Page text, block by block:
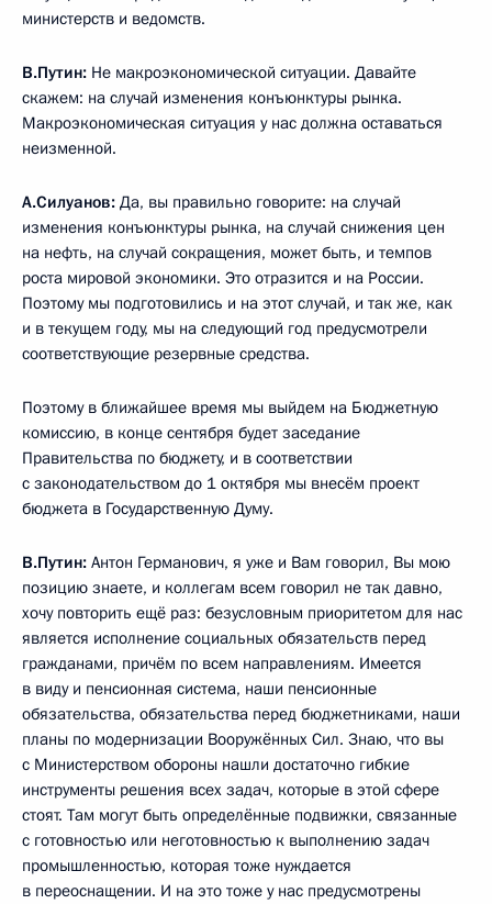
министерств и ведомств.
В.Путин: Не макроэкономической ситуации. Давайте
скажем: на случай изменения конъюнктуры рынка.
Макроэкономическая ситуация у нас должна оставаться
неизменной.
А.Силуанов: Да, вы правильно говорите: на случай
изменения конъюнктуры рынка, на случай снижения цен
на нефть, на случай сокращения, может быть, и темпов
роста мировой экономики. Это отразится и на России.
Поэтому мы подготовились и на этот случай, и так же, как
и в текущем году, мы на следующий год предусмотрели
соответствующие резервные средства.
Поэтому в ближайшее время мы выйдем на Бюджетную
комиссию, в конце сентября будет заседание
Правительства по бюджету, и в соответствии
с законодательством до 1 октября мы внесём проект
бюджета в Государственную Думу.
В.Путин: Антон Германович, я уже и Вам говорил, Вы мою
позицию знаете, и коллегам всем говорил не так давно,
хочу повторить ещё раз: безусловным приоритетом для нас
является исполнение социальных обязательств перед
гражданами, причём по всем направлениям. Имеется
в виду и пенсионная система, наши пенсионные
обязательства, обязательства перед бюджетниками, наши
планы по модернизации Вооружённых Сил. Знаю, что вы
с Министерством обороны нашли достаточно гибкие
инструменты решения всех задач, которые в этой сфере
стоят. Там могут быть определённые подвижки, связанные
с готовностью или неготовностью к выполнению задач
промышленностью, которая тоже нуждается
в переоснащении. И на это тоже у нас предусмотрены